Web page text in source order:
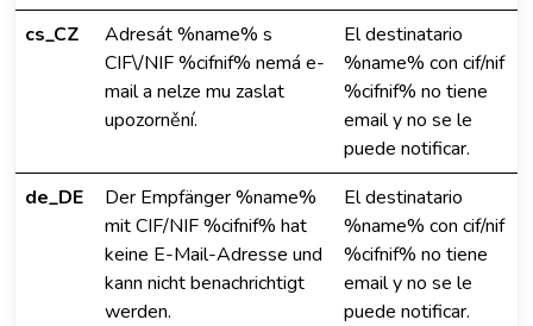
cs_CZ
Adresát %name% s
CIF\/NIF %cifnif% nemá e-
mail a nelze mu zaslat
upozornění.
El destinatario
%name% con cif/nif
%cifnif% no tiene
email y no se le
puede notificar.
de_DE
Der Empfänger %name%
mit CIF/NIF %cifnif% hat
keine E-Mail-Adresse und
kann nicht benachrichtigt
werden.
El destinatario
%name% con cif/nif
%cifnif% no tiene
email y no se le
puede notificar.